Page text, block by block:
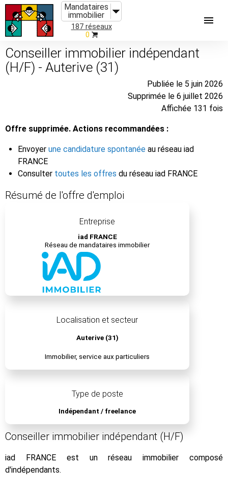
Mandataires
immobilier
187 réseaux
0
Conseiller immobilier indépendant
(H/F) - Auterive (31)
Publiée le 5 juin 2026
Supprimée le 6 juillet 2026
Affichée 131 fois
Offre supprimée. Actions recommandées :
Envoyer une candidature spontanée au réseau iad
FRANCE
Consulter toutes les offres du réseau iad FRANCE
Résumé de l'offre d'emploi
Entreprise
iad FRANCE
Réseau de mandataires immobilier
Localisation et secteur
Auterive (31)
Immobilier, service aux particuliers
Type de poste
Indépendant / freelance
Conseiller immobilier indépendant (H/F)
iad FRANCE est un réseau immobilier composé
d'indépendants.